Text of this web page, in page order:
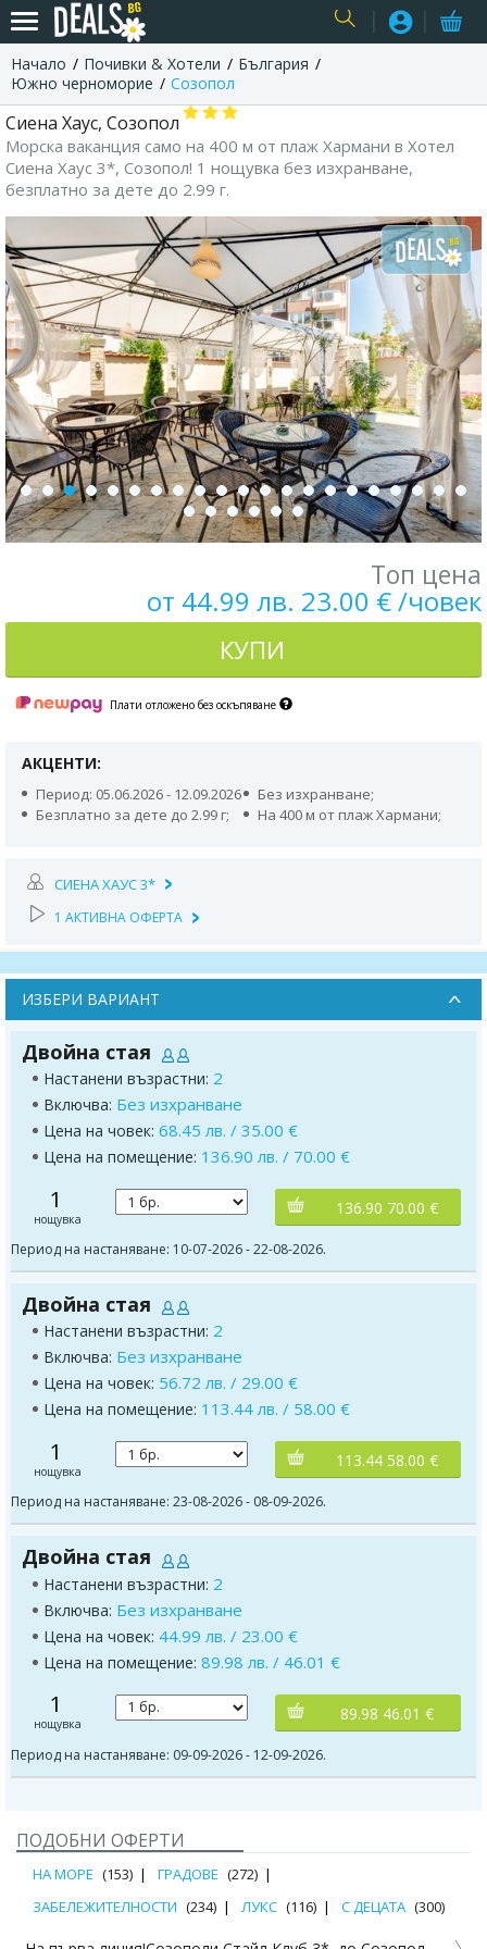
Начало Почивки & Хотели
България
Южно черноморие
Созопол
Сиена Хаус, Созопол
Морска ваканция само на 400 м от плаж Хармани в Хотел
Сиена Хаус 3*, Созопол! 1 нощувка без изхранване,
безплатно за дете до 2.99 г.
Топ цена
от 44.99 лв. 23.00 € /човек
КУПИ
Плати отложено без оскъпяване
АКЦЕНТИ:
Период: 05.06.2026 - 12.09.2026
Без изхранване;
Безплатно за дете до 2.99 г;
На 400 м от плаж Хармани;
СИЕНА ХАУС 3*
1 АКТИВНА ОФЕРТА
ИЗБЕРИ ВАРИАНТ
Двойна стая
Настанени възрастни: 2
Включва: Без изхранване
Цена на човек: 68.45 лв. / 35.00 €
Цена на помещение: 136.90 лв. / 70.00 €
1
нощувка
136.90 70.00 €
Период на настаняване: 10-07-2026 - 22-08-2026.
Двойна стая
Настанени възрастни: 2
Включва: Без изхранване
Цена на човек: 56.72 лв. / 29.00 €
Цена на помещение: 113.44 лв. / 58.00 €
1
нощувка
113.44 58.00 €
Период на настаняване: 23-08-2026 - 08-09-2026.
Двойна стая
Настанени възрастни: 2
Включва: Без изхранване
Цена на човек: 44.99 лв. / 23.00 €
Цена на помещение: 89.98 лв. / 46.01 €
1
нощувка
89.98 46.01 €
Период на настаняване: 09-09-2026 - 12-09-2026.
ПОДОБНИ ОФЕРТИ
НА МОРЕ (153) ГРАДОВЕ (272)
ЗАБЕЛЕЖИТЕЛНОСТИ (234) ЛУКС (116) С ДЕЦАТА (300)